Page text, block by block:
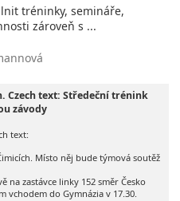
tréninky, semináře,
zároveň s ...
Czech text: Středeční trénink
závody
text:
Místo něj bude týmová soutěž
na zastávce linky 152 směr Česko
do Gymnázia v 17.30.